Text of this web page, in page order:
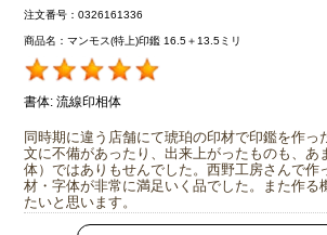
注文番号：0326161336
商品名：マンモス(特上)印鑑 16.5＋13.5ミリ
書体: 流線印相体
同時期に違う店舗にて琥珀の印材で印鑑を作っ
文に不備があったり、出来上がったものも、あ
体）ではありもせんでした。西野工房さんで作
材・字体が非常に満足いく品でした。また作る
たいと思います。